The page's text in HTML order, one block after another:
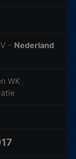
- Nederland
WK